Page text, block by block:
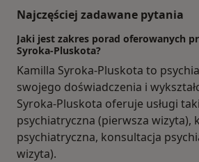
Najczęściej zadawane pytania
Jaki jest zakres porad oferowanych
Syroka-Pluskota?
Kamilla Syroka-Pluskota to
swojego doświadczenia i
Syroka-Pluskota oferuje usługi
psychiatryczna (pierwsza wizyta),
psychiatryczna, konsultacja
wizyta).